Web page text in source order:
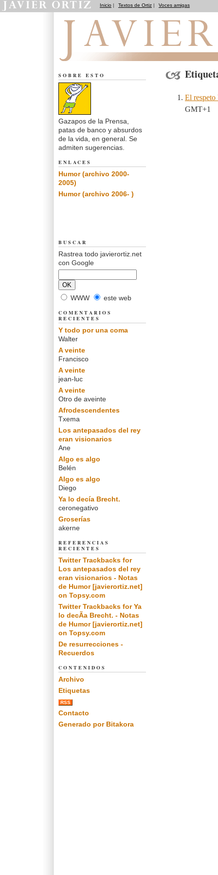
Inicio | Textos de Ortiz | Voces amigas
El respeto
GMT+1
SOBRE ESTO
Gazapos de la Prensa,
patas de banco y absurdos
de la vida, en general. Se
admiten sugerencias.
ENLACES
Humor (archivo 2000-
2005)
Humor (archivo 2006- )
BUSCAR
Rastrea todo javierortiz.net
con Google
WWW este web
COMENTARIOS
RECIENTES
Y todo por una coma
Walter
A veinte
Francisco
A veinte
jean-luc
A veinte
Otro de aveinte
Afrodescendentes
Txema
Los antepasados del rey
eran visionarios
Ane
Algo es algo
Belén
Algo es algo
Diego
Ya lo decía Brecht.
ceronegativo
Groserías
akerne
REFERENCIAS
RECIENTES
Twitter Trackbacks for
Los antepasados del rey
eran visionarios - Notas
de Humor [javierortiz.net]
on Topsy.com
Twitter Trackbacks for Ya
lo decÃ­a Brecht. - Notas
de Humor [javierortiz.net]
on Topsy.com
De resurrecciones -
Recuerdos
CONTENIDOS
Archivo
Etiquetas
RSS
Contacto
Generado por Bitakora